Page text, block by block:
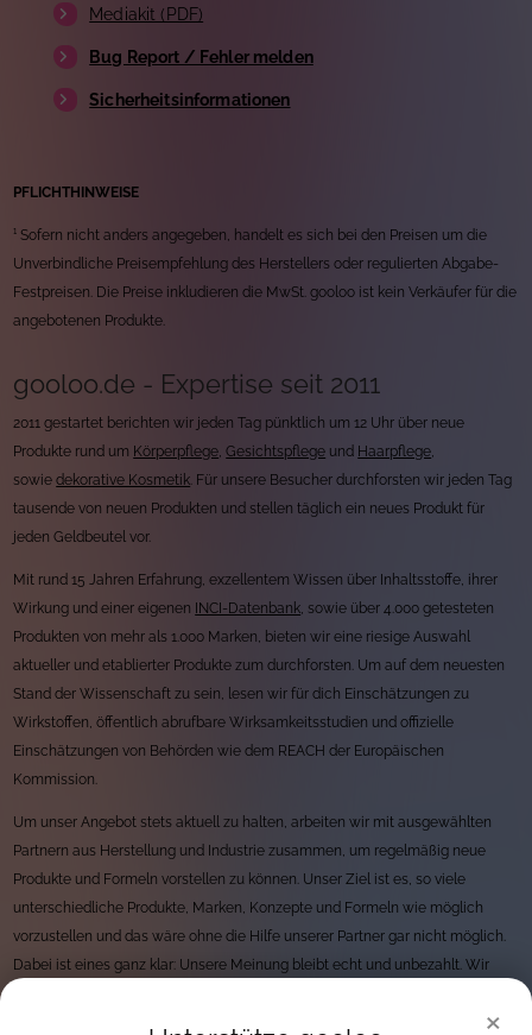
Mediakit (PDF)
Bug Report / Fehler melden
Sicherheitsinformationen
PFLICHTHINWEISE
¹ Sofern nicht anders angegeben, handelt es sich bei den Preisen um die
Unverbindliche Preisempfehlung des Herstellers oder regulierten Abgabe-
Festpreisen. Die Preise inkludieren die MwSt. gooloo ist kein Verkäufer für die
angebotenen Produkte.
gooloo.de - Expertise seit 2011
2011 gestartet berichten wir jeden Tag pünktlich um 12 Uhr über neue
Produkte rund um Körperpflege,Gesichtspflege und Haarpflege,
sowiedekorative Kosmetik. Für unsere Besucher durchforsten wir jeden Tag
tausende von neuen Produkten und stellen täglich ein neues Produkt für
jeden Geldbeutel vor.
Mit rund 15 Jahren Erfahrung, exzellentem Wissen über Inhaltsstoffe, ihrer
Wirkung und einer eigenen
INCI-Datenbank, sowie über 4.000 getesteten
Produkten von mehr als 1.000 Marken, bieten wir eine riesige Auswahl
aktueller und etablierter Produkte zum durchforsten. Um auf dem neuesten
Stand der Wissenschaft zu sein, lesen wir für dich Einschätzungen zu
Wirkstoffen, öffentlich abrufbare Wirksamkeitsstudien und offizielle
Einschätzungen von Behörden wie dem REACH der Europäischen
Kommission.
Um unser Angebot stets aktuell zu halten, arbeiten wir mit ausgewählten
Partnern aus Herstellung und Industrie zusammen, um regelmäßig neue
Produkte und Formeln vorstellen zu können. Unser Ziel ist es, so viele
unterschiedliche Produkte, Marken, Konzepte und Formeln wie möglich
vorzustellen und das wäre ohne die Hilfe unserer Partner gar nicht möglich.
Dabei ist eines ganz klar: Unsere Meinung bleibt echt und unbezahlt. Wir
×